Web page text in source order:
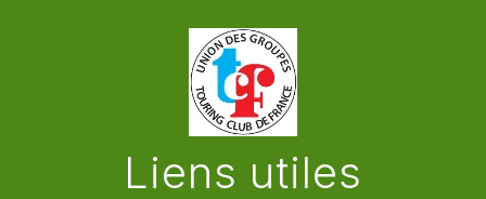
Liens utiles